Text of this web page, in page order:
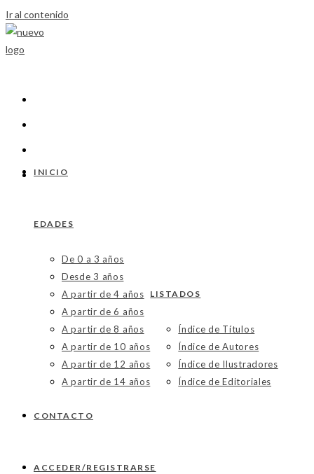
Ir al contenido
INICIO
EDADES
De 0 a 3 años
Desde 3 años
A partir de 4 años
A partir de 6 años
A partir de 8 años
A partir de 10 años
A partir de 12 años
A partir de 14 años
LISTADOS
Índice de Títulos
Índice de Autores
Índice de Ilustradores
Índice de Editoriales
CONTACTO
ACCEDER/REGISTRARSE